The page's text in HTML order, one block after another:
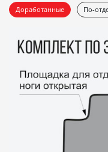
Доработанные По-